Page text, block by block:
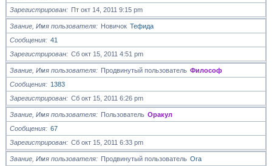
Зарегистрирован
Пт окт 14, 2011 9:15 pm
Звание, Имя пользователя Новичок Тефида
Сообщения
41
Зарегистрирован
Сб окт 15, 2011 4:51 pm
Звание, Имя пользователя Продвинутый пользователь Философ
Сообщения
1383
Зарегистрирован
Сб окт 15, 2011 6:26 pm
Звание, Имя пользователя Пользователь Оракул
Сообщения
67
Зарегистрирован
Сб окт 15, 2011 6:33 pm
Звание, Имя пользователя Продвинутый пользователь Ora